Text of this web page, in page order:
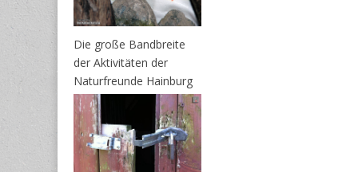
Die große Bandbreite
der Aktivitäten der
Naturfreunde Hainburg